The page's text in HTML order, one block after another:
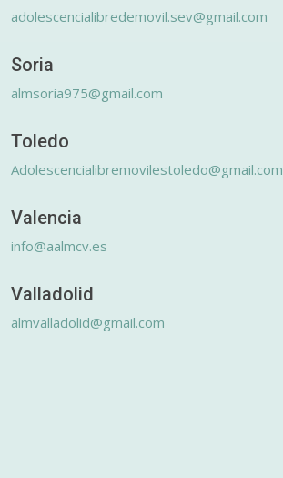
adolescencialibredemovil.sev@gmail.com
Soria
almsoria975@gmail.com
Toledo
Adolescencialibremovilestoledo@gmail.com
Valencia
info@aalmcv.es
Valladolid
almvalladolid@gmail.com